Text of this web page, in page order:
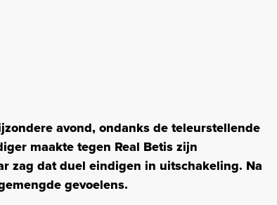
avond, ondanks de teleurstellende
maakte tegen Real Betis zijn
zag dat duel eindigen in uitschakeling. Na
gevoelens.